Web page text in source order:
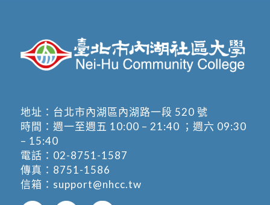
地址： 台北市內湖區內湖路一段 520 號
時間：週一至週五 10:00 – 21:40 ；週六 09:30
– 15:40
電話： 02-8751-1587
傳真：8751-1586
信箱： support@nhcc.tw